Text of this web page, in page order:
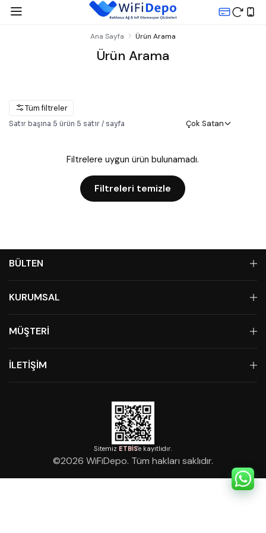
Ana Sayfa Ürün Arama
Ürün Arama
Tüm filtreler
Satır başına 5 ürün·5 satır / sayfa Çok Satan
Filtrelere uygun ürün bulunamadı.
Filtreleri temizle
BÜLTEN
KURUMSAL
MÜŞTERİ
İLETİŞİM
Sitemiz ETBİS'e kayıtlıdır.
©2026 WiFiDepo. Tüm hakları saklıdır.